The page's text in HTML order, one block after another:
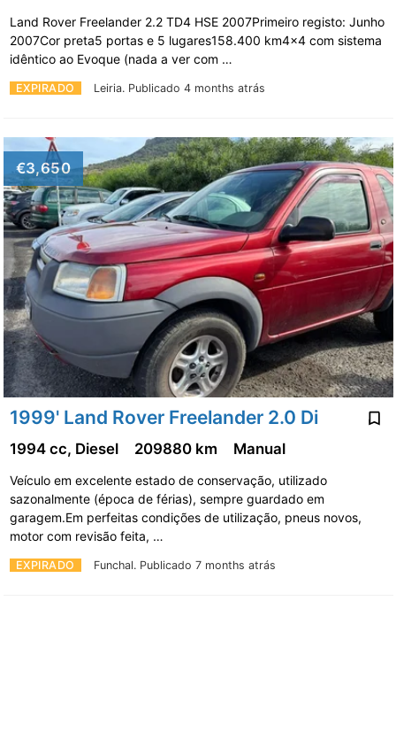
EXPIRADO Leiria. Publicado 4 months atrás
Land Rover Freelander 2.2 TD4 HSE 2007Primeiro registo: Junho
2007Cor preta5 portas e 5 lugares158.400 km4x4 com sistema
idêntico ao Evoque (nada a ver com …
€3,650
1999' Land Rover Freelander 2.0 Di
EXPIRADO Funchal. Publicado 7 months atrás
1994 cc, Diesel 209880 km Manual
Veículo em excelente estado de conservação, utilizado
sazonalmente (época de férias), sempre guardado em
garagem.Em perfeitas condições de utilização, pneus novos,
motor com revisão feita, …